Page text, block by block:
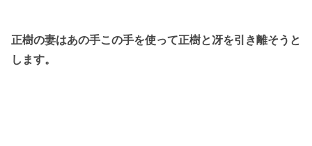
正樹の妻はあの手この手を使って正樹と冴を引き離そうと
します。